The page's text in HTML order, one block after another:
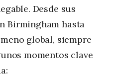
Desde sus
Birmingham hasta
global, siempre
momentos clave